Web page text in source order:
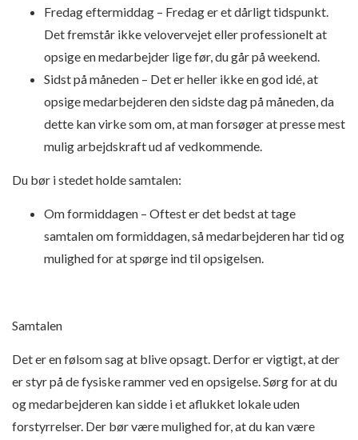
Fredag eftermiddag – Fredag er et dårligt tidspunkt.
Det fremstår ikke velovervejet eller professionelt at
opsige en medarbejder lige før, du går på weekend.
Sidst på måneden – Det er heller ikke en god idé, at
opsige medarbejderen den sidste dag på måneden, da
dette kan virke som om, at man forsøger at presse mest
mulig arbejdskraft ud af vedkommende.
Du bør i stedet holde samtalen:
Om formiddagen – Oftest er det bedst at tage
samtalen om formiddagen, så medarbejderen har tid og
mulighed for at spørge ind til opsigelsen.
Samtalen
Det er en følsom sag at blive opsagt. Derfor er vigtigt, at der
er styr på de fysiske rammer ved en opsigelse. Sørg for at du
og medarbejderen kan sidde i et aflukket lokale uden
forstyrrelser. Der bør være mulighed for, at du kan være